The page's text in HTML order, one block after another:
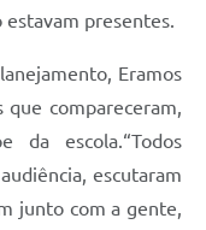
estavam presentes.
Eramos
que compareceram,
escola.“Todos
escutaram
junto com a gente,